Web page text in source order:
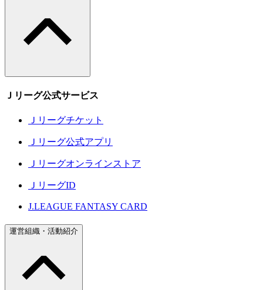
Ｊリーグ公式サービス
Ｊリーグチケット
Ｊリーグ公式アプリ
Ｊリーグオンラインストア
ＪリーグID
J.LEAGUE FANTASY CARD
運営組織・活動紹介